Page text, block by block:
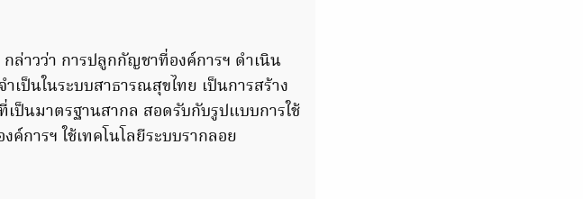
ล่าวว่า การปลูกกัญชาที่องค์การฯ ดำเนิน
ป็นในระบบสาธารณสุขไทย เป็นการสร้าง
นมาตรฐานสากล สอดรับกับรูปแบบการใช้
การฯ ใช้เทคโนโลยีระบบรากลอย